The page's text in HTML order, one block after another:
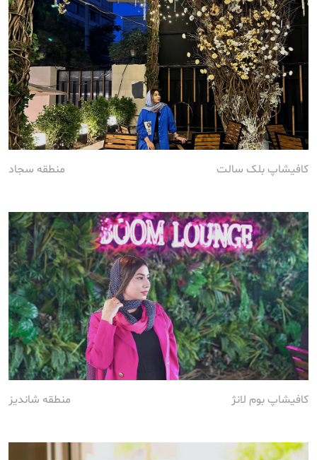
منطقه سجاد کافیشاپ بلک سالت
منطقه شاندیز کافیشاپ بوم لانژ